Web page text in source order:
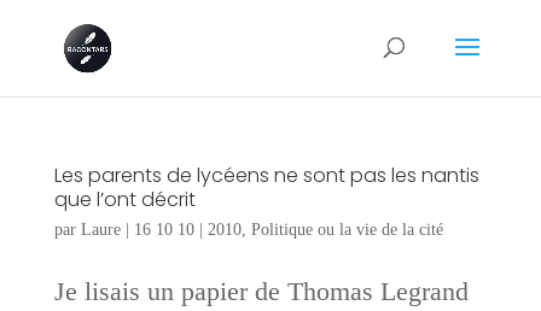
Les parents de lycéens ne sont pas les nantis
que l’ont décrit
par Laure| 16 10 10| 2010, Politique ou la vie de la cité
Je lisais un papier de Thomas Legrand